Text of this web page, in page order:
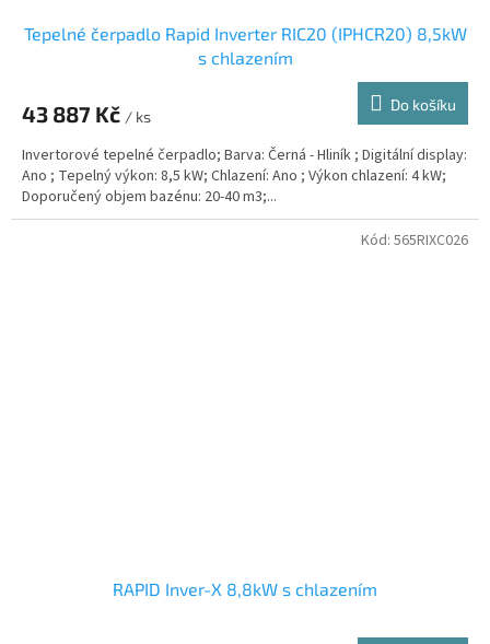
Tepelné čerpadlo Rapid Inverter RIC20 (IPHCR20) 8,5kW
s chlazením
43 887 Kč / ks
Do košíku
Invertorové tepelné čerpadlo; Barva: Černá - Hliník ; Digitální display:
Ano ; Tepelný výkon: 8,5 kW; Chlazení: Ano ; Výkon chlazení: 4 kW;
Doporučený objem bazénu: 20-40 m3;...
RAPID Inver-X 8,8kW s chlazením
Kód: 565RIXC026